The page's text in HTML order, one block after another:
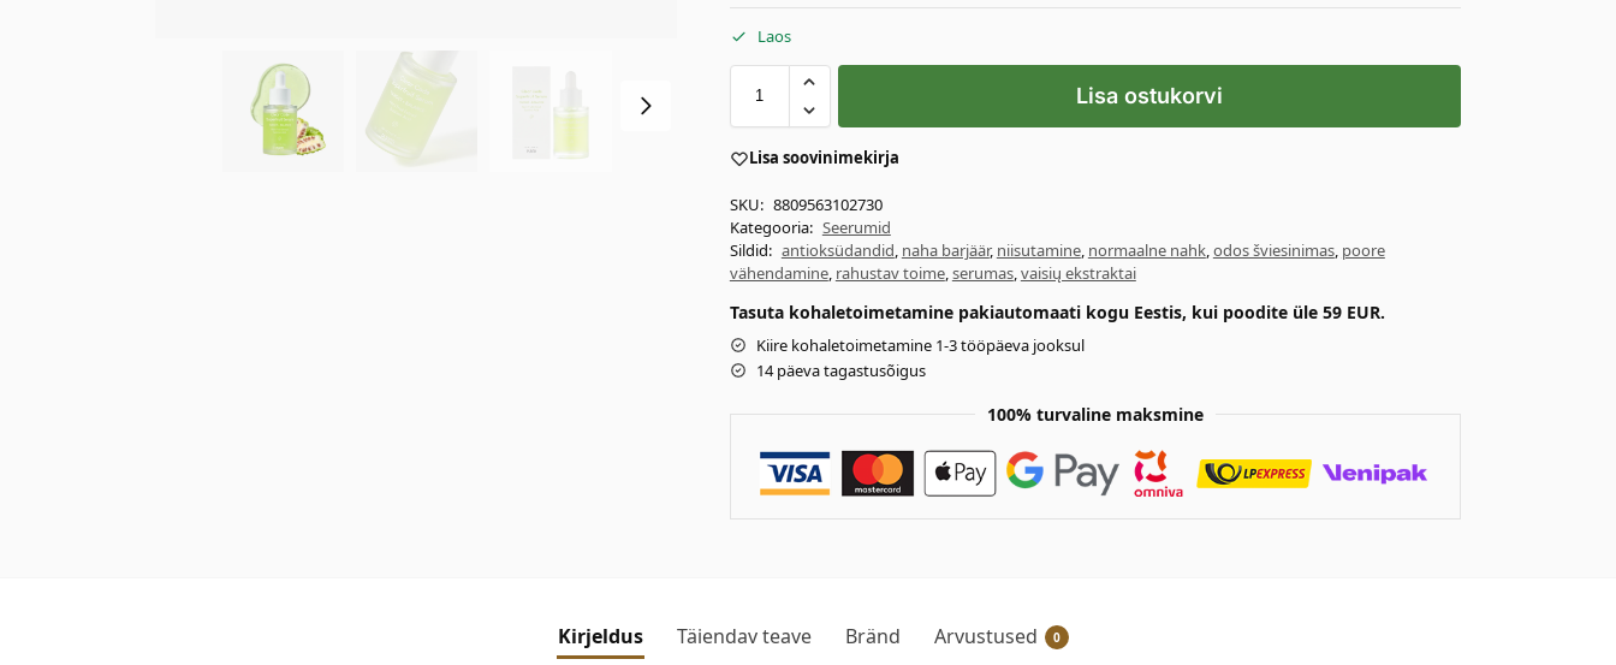
Laos
Lisa ostukorvi
Lisa soovinimekirja
SKU: 8809563102730
Kategooria: Seerumid
Sildid: antioksüdandid, naha barjäär, niisutamine, normaalne nahk,odos šviesinimas, poore
vähendamine, rahustav toime,serumas,vaisių ekstraktai
Tasuta kohaletoimetamine pakiautomaati kogu Eestis, kui poodite üle 59 EUR.
Kiire kohaletoimetamine 1-3 tööpäeva jooksul
14 päeva tagastusõigus
100% turvaline maksmine
Kirjeldus Täiendav teave Bränd Arvustused 0